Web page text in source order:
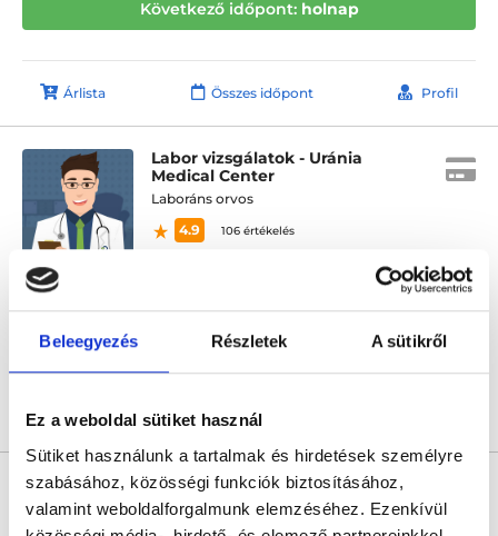
Beleegyezés Részletek A sütikről
Ez a weboldal sütiket használ
Sütiket használunk a tartalmak és hirdetések személyre
szabásához, közösségi funkciók biztosításához,
valamint weboldalforgalmunk elemzéséhez. Ezenkívül
Következő időpont: holnap
Árlista Összes időpont Profil
Labor vizsgálatok - Uránia
Medical Center
Laboráns orvos
4.9
106 értékelés
Budapest, VIII. kerület, Rákóczi út 19. 1. emelet 9. 88-as kapucsengő
Sajnáljuk, jelenleg nincs szabad időpont!
Árlista Összes időpont
* Szakorvos jelölt (rezidens): általános orvosi oklevéllel rendelkező
orvos, aki jogszabályok szerinti szakorvosi szakképesítés
megszerzésére irányuló képzésben vesz részt. Ezen orvosok által
önállóan nem végezhető szakmai tevékenységért teljes